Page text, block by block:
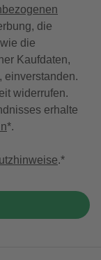
die
die
Kaufdaten,
einverstanden.
widerrufen.
erhalte
*.
.